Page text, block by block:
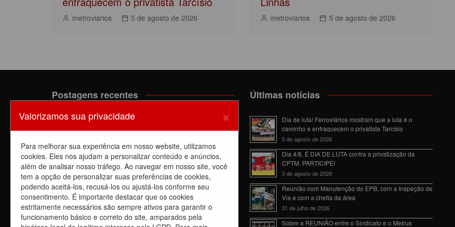
metroviarios 5 de agosto de 2026 metroviarios 5 de agosto de 2026
Postagens recentes
Dia de luta! Ferroviários mostram que a luta é o
Dia de Luta: em apoio a GREVE dos trabalhadores da
CPTM – Linhas
5 de agosto de 2026
Carta Aberta – 04/08/2026
4 de agosto de 2026
Dia 4/8, É DIA DE LUTA contra a privatização da
Últimas notícias
Dia de luta! Ferroviários mostram que a luta é o
caminho e enfraquecem o privatista Tarcísio
5 de agosto de 2026
Dia 4/8, É DIA DE LUTA contra a privatização da
CPTM. PARTICIPE!
3 de agosto de 2026
Reunião com Manutenção do EPB, com a Inspeção de
Via e com a chefia da área
31 de julho de 2026
Sobre a REUNIÃO entre o Sindicato e o Metrus
Valorizamos sua privacidade ×
Para melhorar sua experiência em nosso website, utilizamos
cookies. Eles nos ajudam a personalizar conteúdo e anúncios,
além de analisar nosso tráfego. Ao navegar em nosso site, você
tem a opção de personalizar suas preferências de cookies,
podendo aceitá-los, recusá-los ou ajustá-los conforme seu
consentimento. É importante destacar que os cookies
estritamente necessários são sempre ativos para garantir o
funcionamento básico e correto do site, amparados pela